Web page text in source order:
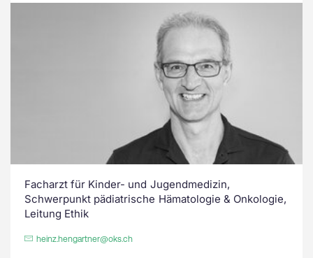
Facharzt für Kinder- und Jugendmedizin,
Schwerpunkt pädiatrische Hämatologie & Onkologie,
Leitung Ethik
heinz.hengartner@oks.ch